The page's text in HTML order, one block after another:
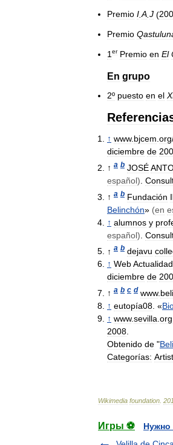
Premio I.A J (
Premio
1 er Premio en El
En grupo
2º puesto en el
↑ www. bjcem org
diciembre de
↑ a b JOSÉ
español)
↑ a b Fundación
Belinchón» (en
↑ alumnos y
español)
↑ a b dejavu
↑ WebActualidad
diciembre de
↑ a b c d www.
↑ eutopía08 . «
↑ www.sevilla org
2008
Obtenido de "
Categorías:
Wikimedia foundation
Игры ⚽
Нужно